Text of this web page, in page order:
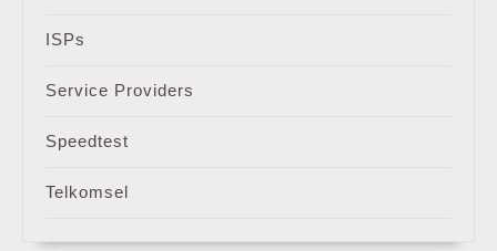
ISPs
Service Providers
Speedtest
Telkomsel